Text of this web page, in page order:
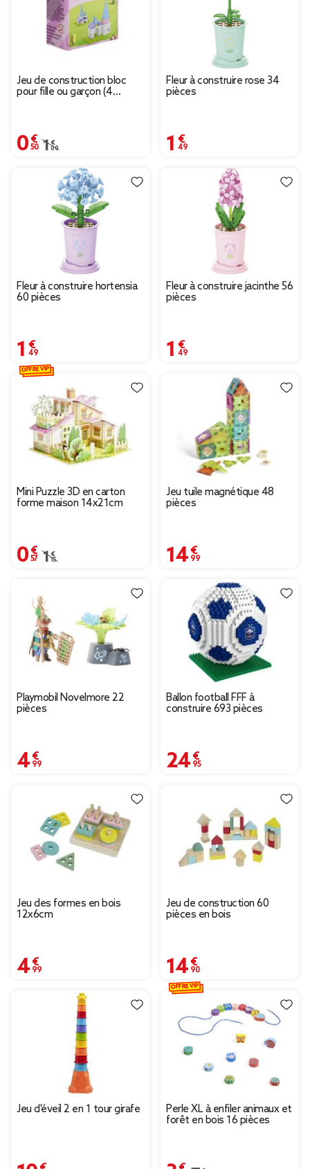
Jeu de construction bloc
pour fille ou garçon (4
0,50 €
Prix remisé de 1,00 € à 0,50 €
1,00 €
Fleur à construire rose 34
pièces
1,49 €
Fleur à construire hortensia
60 pièces
1,49 €
Fleur à construire jacinthe 56
pièces
1,49 €
Mini Puzzle 3D en carton
forme maison 14x21cm
0,57 €
Prix remisé de 1,15 € à 0,57 €
1,15 €
OFFRE VIP
Jeu tuile magnétique 48
pièces
14,99 €
Playmobil Novelmore 22
pièces
4,99 €
Ballon football FFF à
construire 693 pièces
24,95 €
Jeu des formes en bois
12x6cm
4,99 €
Jeu de construction 60
pièces en bois
14,90 €
Jeu d'éveil 2 en 1 tour girafe
10,90 €
Perle XL à enfiler animaux et
forêt en bois 16 pièces
3,95 €
OFFRE VIP